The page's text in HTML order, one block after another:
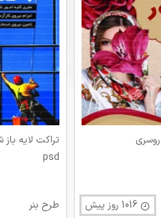
تراکت لایه
psd
طرح بنر